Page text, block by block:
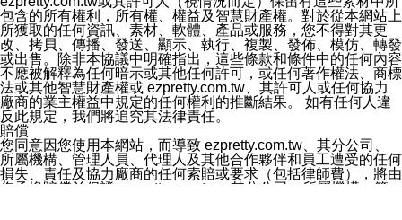
2.該 LINE 帳號已在 LINE APP 設定中，同意接收通知型
訊息。
3.LINE 帳號未封鎖傳送訊息之 LINE 官方帳號。
欲變更通知型訊息的設定，操作如下：
1.點選「主頁」＞「設定」
2.點選「隱私設定」
3.點選「提供使用資料」
4.點選「LINE通知型訊息」
5.開關「接收LINE通知型訊息」
❗️關閉「接收通知型訊息」後，將不會接收到來自任何企業
官方帳號或認證官方帳號的通知型訊息。
包含的所有權利，所有權、權益及智慧財產權。對於從本網站上
所獲取的任何資訊、素材、軟體、產品或服務，您不得對其更
改、拷貝、傳播、發送、顯示、執行、複製、發佈、模仿、轉發
或出售。除非本協議中明確指出，這些條款和條件中的任何內容
不應被解釋為任何暗示或其他任何許可，或任何著作權法、商標
法或其他智慧財產權或 ezpretty.com.tw、其許可人或任何協力
廠商的業主權益中規定的任何權利的推斷結果。 如有任何人違
反此規定，我們將追究其法律責任。
賠償
您同意因您使用本網站，而導致 ezpretty.com.tw、其分公司、
所屬機構、管理人員、代理人及其他合作夥伴和員工遭受的任何
損失、責任及協力廠商的任何索賠或要求（包括律師費），將由
您承擔賠償並保證 ezpretty.com.tw、其分公司、所屬機構、管